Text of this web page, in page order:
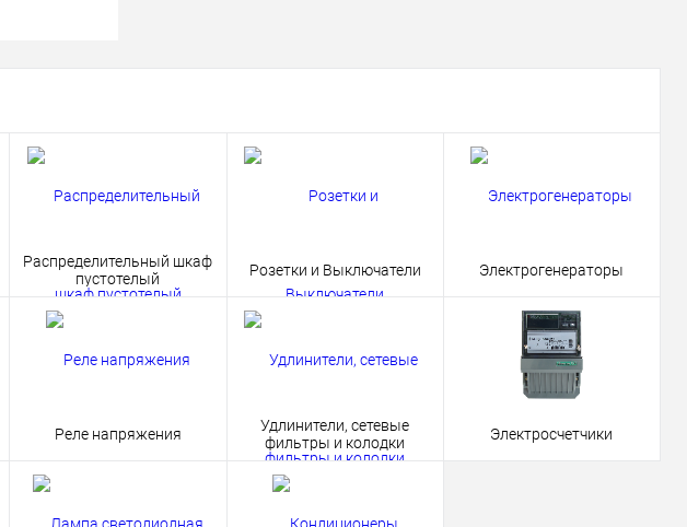
Сравнение
Распределительный шкаф
пустотелый
Розетки и Выключатели Электрогенераторы
Реле напряжения
Удлинители, сетевые
фильтры и колодки
Электросчетчики